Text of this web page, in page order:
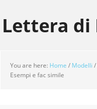
to
main
to
primary
to
footer
Lettera di
You are here: Home / Modelli /
Esempi e fac simile